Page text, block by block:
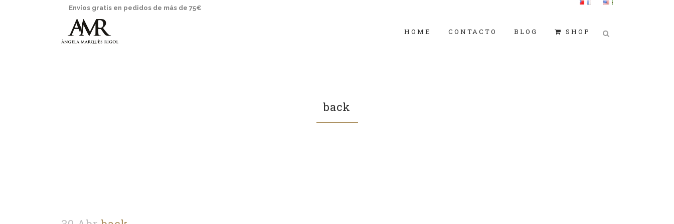
Envíos gratis en pedidos de más de 75€
HOME CONTACTO BLOG SHOP
back